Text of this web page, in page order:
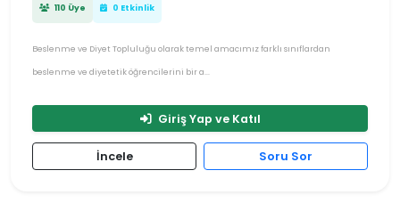
110 Üye 0 Etkinlik
Beslenme ve Diyet Topluluğu olarak temel amacımız farklı sınıflardan
beslenme ve diyetetik öğrencilerini bir a...
Giriş Yap ve Katıl
İncele Soru Sor